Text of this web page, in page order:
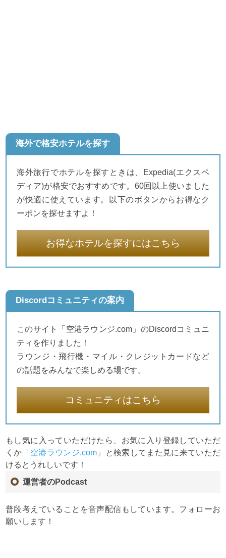
海外で格安ホテルを探す
海外旅行でホテルを探すときは、Expedia(エクスペ
ディア)が格安でおすすめです。60回以上使いました
が快適に使えています。以下のボタンからお得なク
ーポンを探せますよ！
お得なホテルを探すにはこちら
Discordコミュニティの案内
このサイト「空港ラウンジ.com」のDiscordコミュニ
ティを作りました！
ラウンジ・飛行機・マイル・クレジットカードなど
の話題をみんなで楽しめる場です。
コミュニティはこちら
もし気に入っていただけたら、お気に入り登録していただ
くか「 空港ラウンジ.com 」と検索してまた見に来ていただ
けるとうれしいです！
運営者のPodcast
普段考えていることを音声配信もしています。フォローお
願いします！